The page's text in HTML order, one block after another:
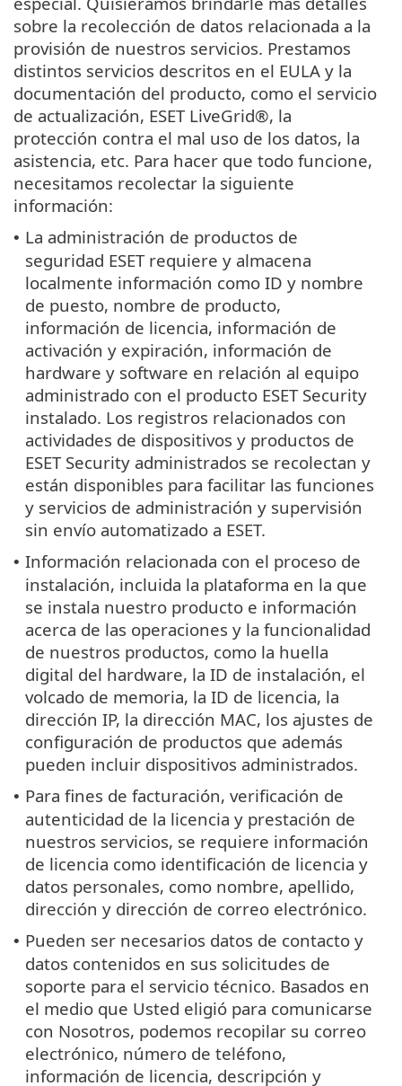
sobre la recolección de datos relacionada a la
provisión de nuestros servicios. Prestamos
distintos servicios descritos en el EULA y la
documentación del producto, como el servicio
de actualización, ESET LiveGrid®, la
protección contra el mal uso de los datos, la
asistencia, etc. Para hacer que todo funcione,
necesitamos recolectar la siguiente
información:
• La administración de productos de
seguridad ESET requiere y almacena
localmente información como ID y nombre
de puesto, nombre de producto,
información de licencia, información de
activación y expiración, información de
hardware y software en relación al equipo
administrado con el producto ESET Security
instalado. Los registros relacionados con
actividades de dispositivos y productos de
ESET Security administrados se recolectan y
están disponibles para facilitar las funciones
y servicios de administración y supervisión
sin envío automatizado a ESET.
• Información relacionada con el proceso de
instalación, incluida la plataforma en la que
se instala nuestro producto e información
acerca de las operaciones y la funcionalidad
de nuestros productos, como la huella
digital del hardware, la ID de instalación, el
volcado de memoria, la ID de licencia, la
dirección IP, la dirección MAC, los ajustes de
configuración de productos que además
pueden incluir dispositivos administrados.
• Para fines de facturación, verificación de
autenticidad de la licencia y prestación de
nuestros servicios, se requiere información
de licencia como identificación de licencia y
datos personales, como nombre, apellido,
dirección y dirección de correo electrónico.
• Pueden ser necesarios datos de contacto y
datos contenidos en sus solicitudes de
soporte para el servicio técnico. Basados en
el medio que Usted eligió para comunicarse
con Nosotros, podemos recopilar su correo
electrónico, número de teléfono,
información de licencia, descripción y